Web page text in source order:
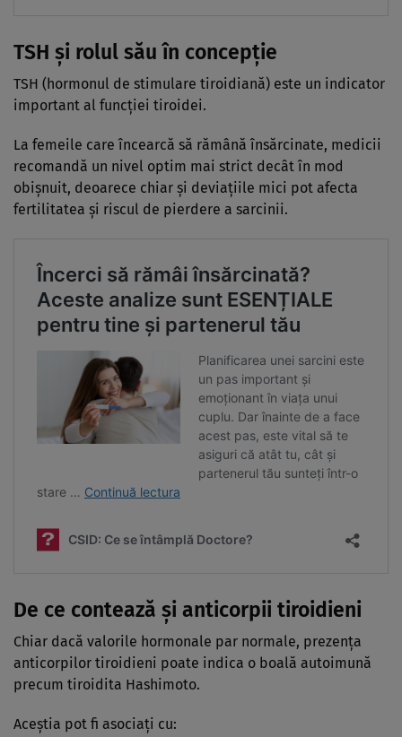
TSH și rolul său în concepție
TSH (hormonul de stimulare tiroidiană) este un indicator
important al funcției tiroidei.
La femeile care încearcă să rămână însărcinate, medicii
recomandă un nivel optim mai strict decât în mod
obișnuit, deoarece chiar și deviațiile mici pot afecta
fertilitatea și riscul de pierdere a sarcinii.
De ce contează și anticorpii tiroidieni
Chiar dacă valorile hormonale par normale, prezența
anticorpilor tiroidieni poate indica o boală autoimună
precum tiroidita Hashimoto.
Aceștia pot fi asociați cu: